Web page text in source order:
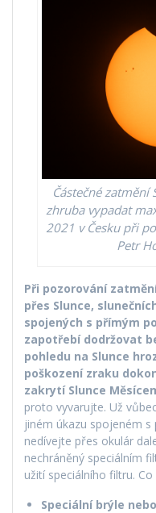
Částečné zatmění
zhruba vypadat
2021 v Česku při
Petr
Při pozorování
přes Slunce,
spojených s přímým
zapotřebí dodržovat
pohledu na Slunce
poškození zraku
zakrytí Slunce
proto vyvarujte. Už
jiném úkazu spojeném
nedívejte přes okulár
nechráněný speciálním
užití speciálního filtru.
Speciální brýle